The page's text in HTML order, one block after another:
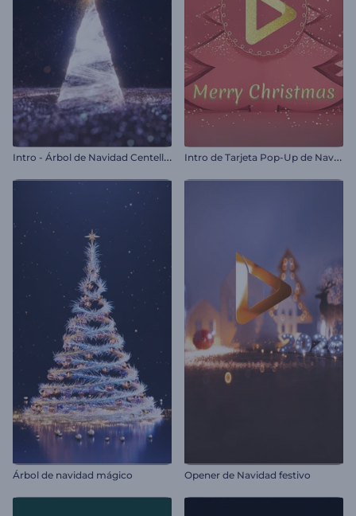
I
ntro - Árbol de Navidad Centelleante I
ntro de Tarjeta Pop-Up de Navidad
Árbol de navidad mágico Opener de Navidad festivo